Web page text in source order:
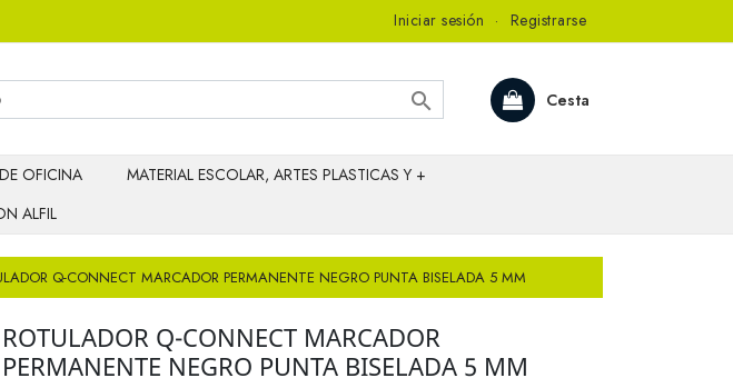
Iniciar sesión · Registrarse
Cesta

OFICINA
MATERIAL ESCOLAR, ARTES PLASTICAS Y +
ALFIL
Q-CONNECT MARCADOR PERMANENTE NEGRO PUNTA BISELADA 5 MM
ROTULADOR Q-CONNECT MARCADOR
PERMANENTE NEGRO PUNTA BISELADA 5 MM